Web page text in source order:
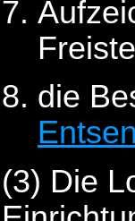
die
(3) Die